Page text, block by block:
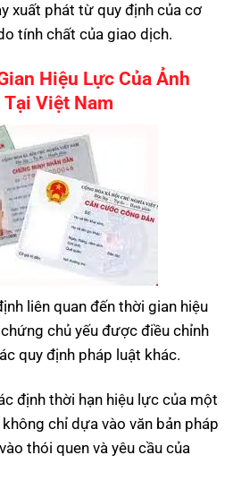
xuất phát từ quy định của cơ
tính chất của giao dịch.
Hiệu Lực Của Ảnh
Việt Nam
liên quan đến thời gian hiệu
chủ yếu được điều chỉnh
quy định pháp luật khác.
định thời hạn hiệu lực của một
chỉ dựa vào văn bản pháp
thói quen và yêu cầu của